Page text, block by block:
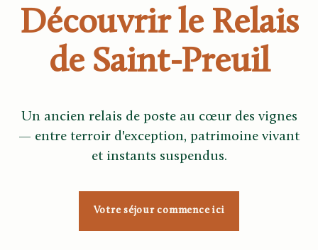
Découvrir le Relais
de Saint-Preuil
Un ancien relais de poste au cœur des vignes
— entre terroir d'exception, patrimoine vivant
et instants suspendus.
Votre séjour commence ici